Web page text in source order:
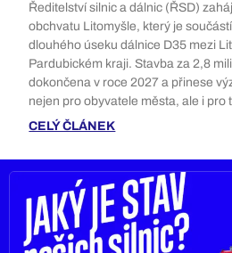
Ředitelství silnic a dálnic (ŘSD)
obchvatu Litomyšle, který je
dlouhého úseku dálnice D35 mezi
Pardubickém kraji. Stavba za 2,8
dokončena v roce 2027 a přinese
nejen pro obyvatele města, ale i pro
CELÝ ČLÁNEK